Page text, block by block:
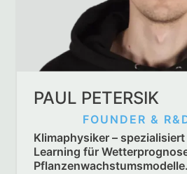
PAUL PETERSIK
FOUNDER &
Klimaphysiker –
Learning für
Pflanzenwachstumsmodelle.